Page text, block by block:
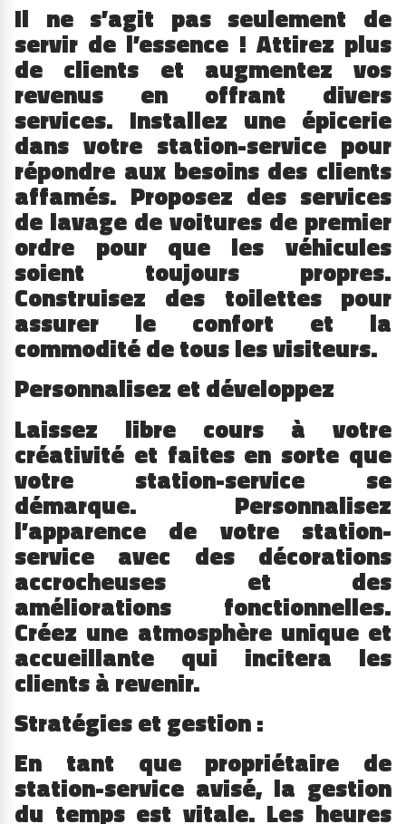
Il ne s’agit pas seulement de
servir de l’essence ! Attirez plus
de clients et augmentez vos
revenus en offrant divers
services. Installez une épicerie
dans votre station-service pour
répondre aux besoins des clients
affamés. Proposez des services
de lavage de voitures de premier
ordre pour que les véhicules
soient toujours propres.
Construisez des toilettes pour
assurer le confort et la
commodité de tous les visiteurs.
Personnalisez et développez
Laissez libre cours à votre
créativité et faites en sorte que
votre station-service se
démarque. Personnalisez
l’apparence de votre station-
service avec des décorations
accrocheuses et des
améliorations fonctionnelles.
Créez une atmosphère unique et
accueillante qui incitera les
clients à revenir.
Stratégies et gestion :
En tant que propriétaire de
station-service avisé, la gestion
du temps est vitale. Les heures